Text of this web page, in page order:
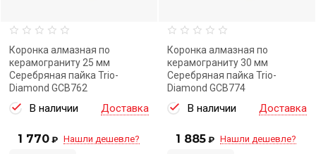
Коронка алмазная по
керамограниту 25 мм
Серебряная пайка Trio-
Diamond GCB762
В наличии Доставка
1 770 ₽ Нашли дешевле?
Коронка алмазная по
керамограниту 30 мм
Серебряная пайка Trio-
Diamond GCB774
В наличии Доставка
1 885 ₽ Нашли дешевле?